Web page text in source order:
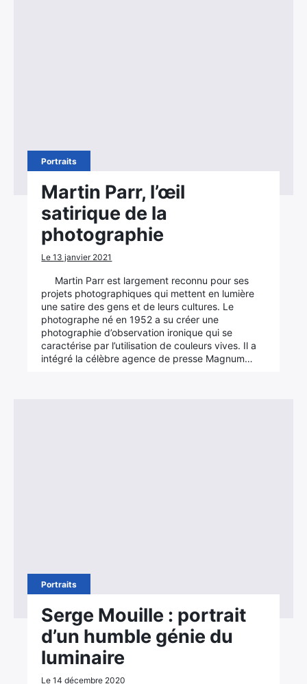
Portraits
Martin Parr, l’œil
satirique de la
photographie
Le 13 janvier 2021
Martin Parr est largement reconnu pour ses
projets photographiques qui mettent en lumière
une satire des gens et de leurs cultures. Le
photographe né en 1952 a su créer une
photographie d’observation ironique qui se
caractérise par l’utilisation de couleurs vives. Il a
intégré la célèbre agence de presse Magnum…
Portraits
Serge Mouille : portrait
d’un humble génie du
luminaire
Le 14 décembre 2020